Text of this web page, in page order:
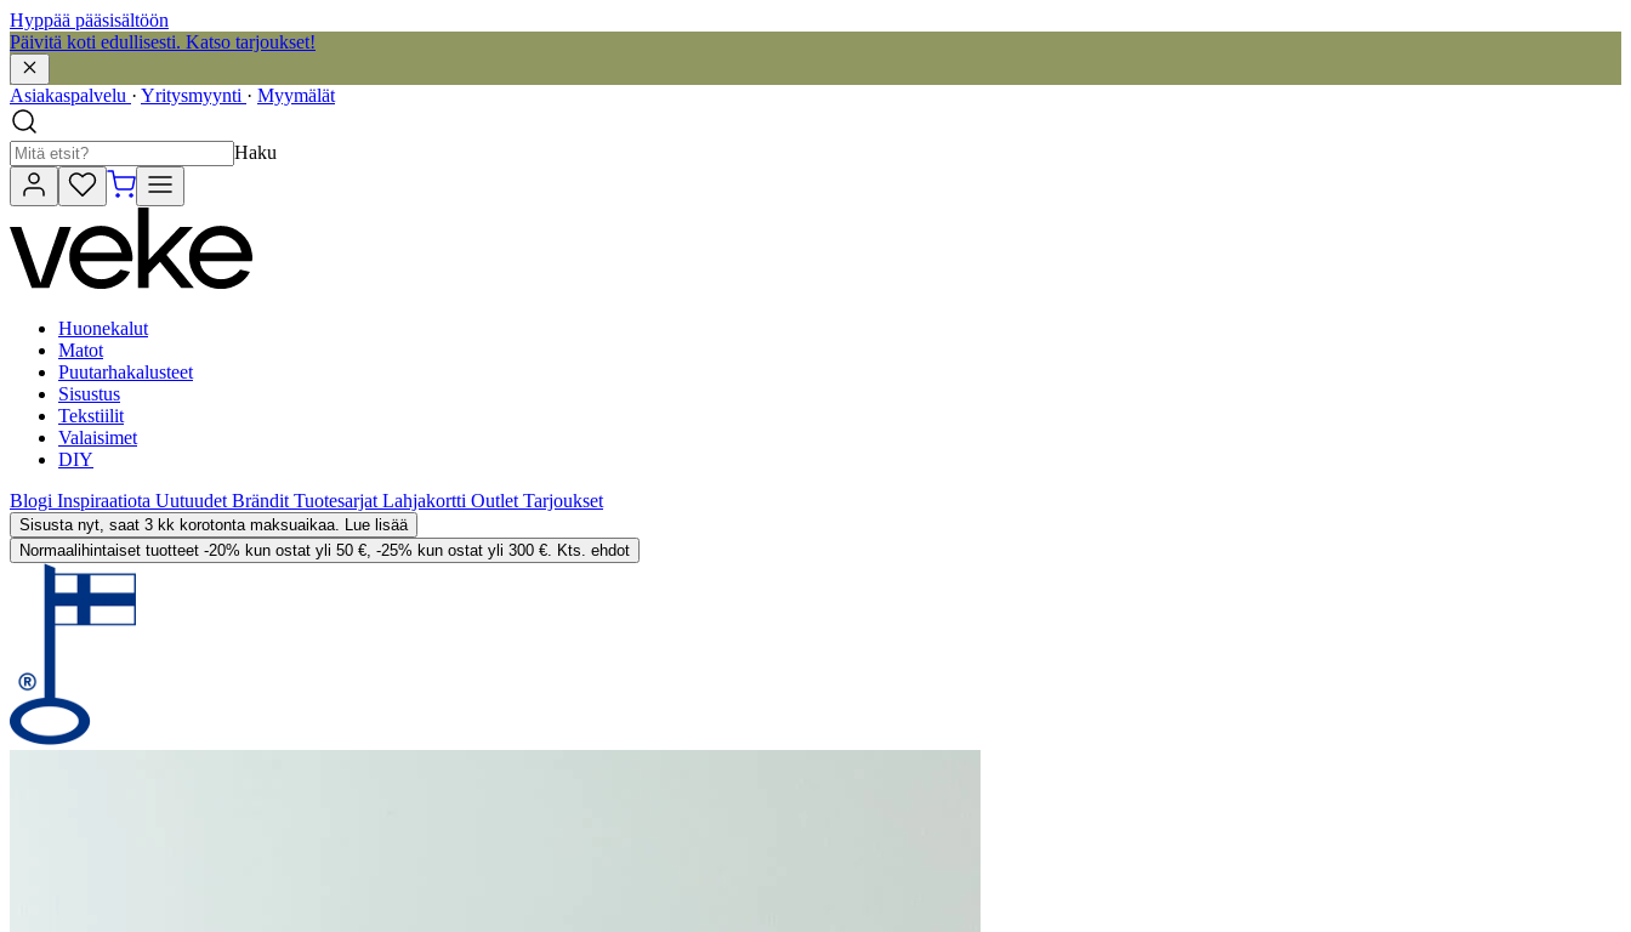
Hyppää pääsisältöön
Päivitä koti edullisesti. Katso tarjoukset!
Asiakaspalvelu · Yritysmyynti · Myymälät
Haku
Huonekalut
Matot
Puutarhakalusteet
Sisustus
Tekstiilit
Valaisimet
DIY
Blogi Inspiraatiota Uutuudet Brändit Tuotesarjat Lahjakortti Outlet Tarjoukset
Sisusta nyt, saat 3 kk korotonta maksuaikaa. Lue lisää
Normaalihintaiset tuotteet -20% kun ostat yli 50 €, -25% kun ostat yli 300 €. Kts. ehdot